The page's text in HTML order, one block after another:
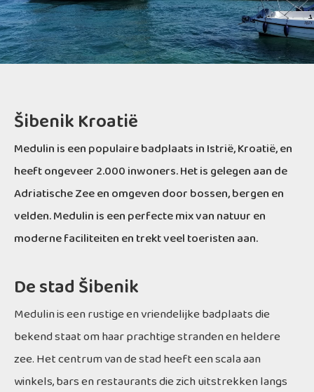
Šibenik Kroatië
Medulin is een populaire badplaats in Istrië, Kroatië, en
heeft ongeveer 2.000 inwoners. Het is gelegen aan de
Adriatische Zee en omgeven door bossen, bergen en
velden. Medulin is een perfecte mix van natuur en
moderne faciliteiten en trekt veel toeristen aan.
De stad Šibenik
Medulin is een rustige en vriendelijke badplaats die
bekend staat om haar prachtige stranden en heldere
zee. Het centrum van de stad heeft een scala aan
winkels, bars en restaurants die zich uitstrekken langs